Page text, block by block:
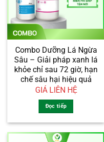
Combo Dưỡng Lá Ngừa
Sâu – Giải pháp xanh lá
khỏe chỉ sau 72 giờ, hạn
chế sâu hại hiệu quả
GIÁ LIÊN HỆ
Đọc tiếp